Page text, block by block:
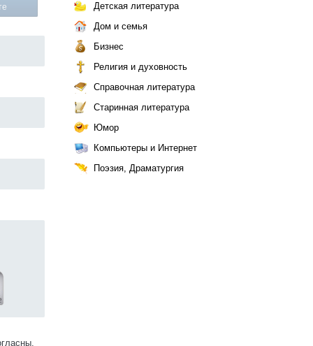
Детская литература
Дом и семья
Бизнес
Религия и духовность
Справочная литература
Старинная литература
Юмор
Компьютеры и Интернет
Поэзия, Драматургия